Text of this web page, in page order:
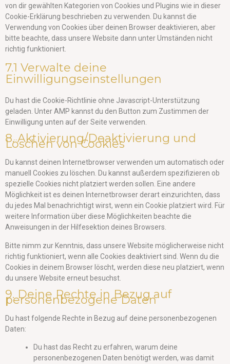
von dir gewählten Kategorien von Cookies und Plugins wie in dieser
Cookie-Erklärung beschrieben zu verwenden. Du kannst die
Verwendung von Cookies über deinen Browser deaktivieren, aber
bitte beachte, dass unsere Website dann unter Umständen nicht
richtig funktioniert.
7.1 Verwalte deine
Einwilligungseinstellungen
Du hast die Cookie-Richtlinie ohne Javascript-Unterstützung
geladen. Unter AMP kannst du den Button zum Zustimmen der
Einwilligung unten auf der Seite verwenden.
8. Aktivierung/Deaktivierung und
Löschen von Cookies
Du kannst deinen Internetbrowser verwenden um automatisch oder
manuell Cookies zu löschen. Du kannst außerdem spezifizieren ob
spezielle Cookies nicht platziert werden sollen. Eine andere
Möglichkeit ist es deinen Internetbrowser derart einzurichten, dass
du jedes Mal benachrichtigt wirst, wenn ein Cookie platziert wird. Für
weitere Information über diese Möglichkeiten beachte die
Anweisungen in der Hilfesektion deines Browsers.
Bitte nimm zur Kenntnis, dass unsere Website möglicherweise nicht
richtig funktioniert, wenn alle Cookies deaktiviert sind. Wenn du die
Cookies in deinem Browser löscht, werden diese neu platziert, wenn
du unsere Website erneut besuchst.
9. Deine Rechte in Bezug auf
personenbezogene Daten
Du hast folgende Rechte in Bezug auf deine personenbezogenen
Daten:
Du hast das Recht zu erfahren, warum deine
personenbezogenen Daten benötigt werden, was damit